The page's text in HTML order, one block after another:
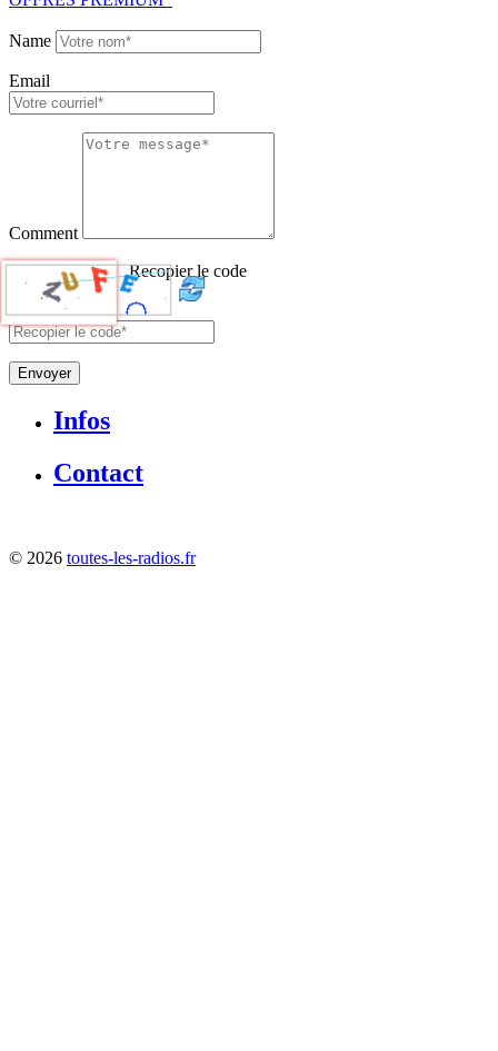
Name
Email
Comment
Recopier le code
Envoyer
Infos
Contact
© 2026 toutes-les-radios.fr